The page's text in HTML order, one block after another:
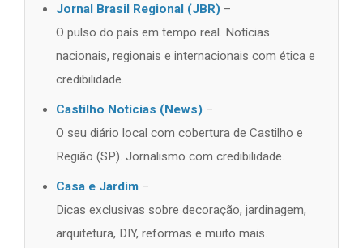
Jornal Brasil Regional (JBR) –
O pulso do país em tempo real. Notícias
nacionais, regionais e internacionais com ética e
credibilidade.
Castilho Notícias (News) –
O seu diário local com cobertura de Castilho e
Região (SP). Jornalismo com credibilidade.
Casa e Jardim –
Dicas exclusivas sobre decoração, jardinagem,
arquitetura, DIY, reformas e muito mais.